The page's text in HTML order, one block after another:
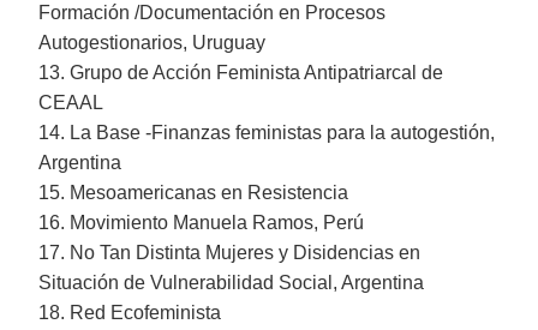
Formación /Documentación en Procesos
Autogestionarios, Uruguay
13. Grupo de Acción Feminista Antipatriarcal de
CEAAL
14. La Base -Finanzas feministas para la autogestión,
Argentina
15. Mesoamericanas en Resistencia
16. Movimiento Manuela Ramos, Perú
17. No Tan Distinta Mujeres y Disidencias en
Situación de Vulnerabilidad Social, Argentina
18. Red Ecofeminista